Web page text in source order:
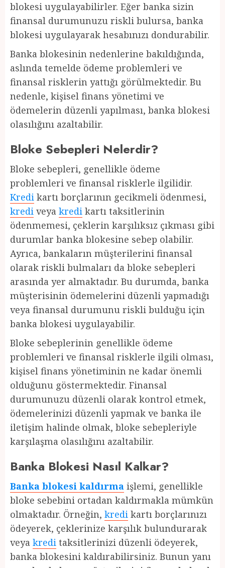
blokesi uygulayabilirler. Eğer banka sizin
finansal durumunuzu riskli bulursa, banka
blokesi uygulayarak hesabınızı dondurabilir.
Banka blokesinin nedenlerine bakıldığında,
aslında temelde ödeme problemleri ve
finansal risklerin yattığı görülmektedir. Bu
nedenle, kişisel finans yönetimi ve
ödemelerin düzenli yapılması, banka blokesi
olasılığını azaltabilir.
Bloke Sebepleri Nelerdir?
Bloke sebepleri, genellikle ödeme
problemleri ve finansal risklerle ilgilidir.
Kredi kartı borçlarının gecikmeli ödenmesi,
kredi veya kredi kartı taksitlerinin
ödenmemesi, çeklerin karşılıksız çıkması gibi
durumlar banka blokesine sebep olabilir.
Ayrıca, bankaların müşterilerini finansal
olarak riskli bulmaları da bloke sebepleri
arasında yer almaktadır. Bu durumda, banka
müşterisinin ödemelerini düzenli yapmadığı
veya finansal durumunu riskli bulduğu için
banka blokesi uygulayabilir.
Bloke sebeplerinin genellikle ödeme
problemleri ve finansal risklerle ilgili olması,
kişisel finans yönetiminin ne kadar önemli
olduğunu göstermektedir. Finansal
durumunuzu düzenli olarak kontrol etmek,
ödemelerinizi düzenli yapmak ve banka ile
iletişim halinde olmak, bloke sebepleriyle
karşılaşma olasılığını azaltabilir.
Banka Blokesi Nasıl Kalkar?
Banka blokesi kaldırma işlemi, genellikle
bloke sebebini ortadan kaldırmakla mümkün
olmaktadır. Örneğin, kredi kartı borçlarınızı
ödeyerek, çeklerinize karşılık bulundurarak
veya kredi taksitlerinizi düzenli ödeyerek,
banka blokesini kaldırabilirsiniz. Bunun yanı